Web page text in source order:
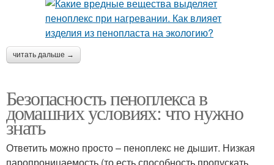
читать дальше →
Безопасность пеноплекса в
домашних условиях: что нужно
знать
Ответить можно просто – пеноплекс не дышит. Низкая